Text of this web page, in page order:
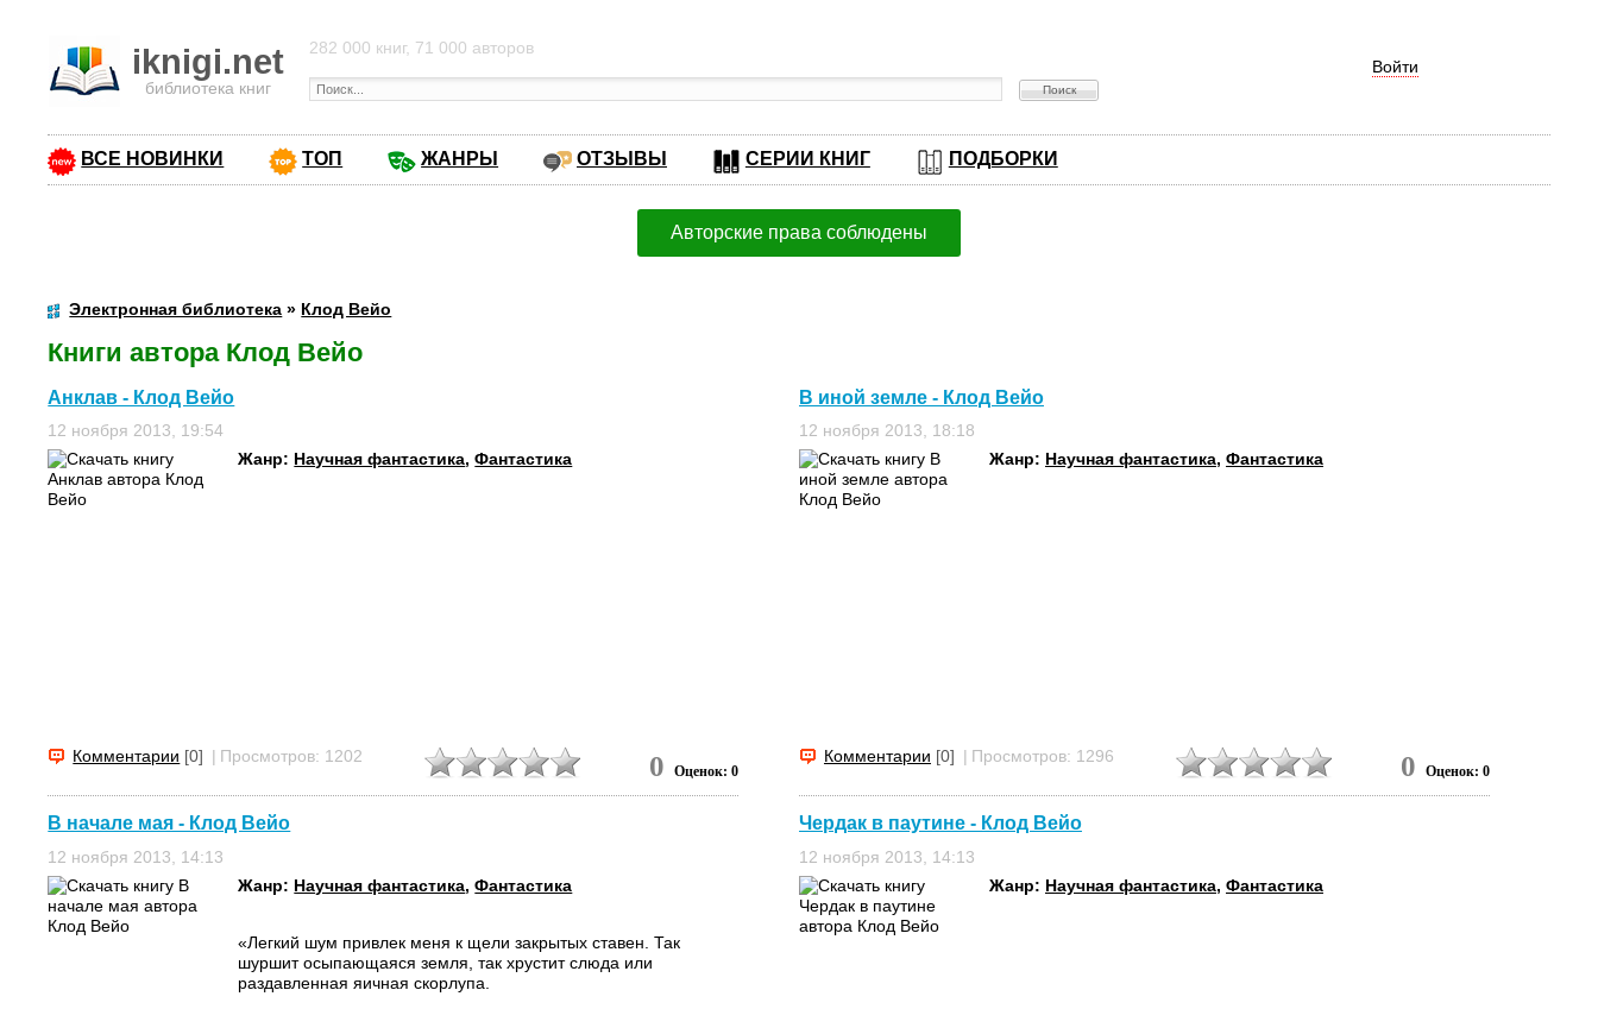
iknigi.net
библиотека книг
Войти
282 000 книг, 71 000 авторов
ВСЕ НОВИНКИ ТОП ЖАНРЫ ОТЗЫВЫ СЕРИИ КНИГ ПОДБОРКИ
Авторские права соблюдены
Электронная библиотека » Клод Вейо
Книги автора Клод Вейо
Анклав - Клод Вейо
12 ноября 2013, 19:54
Жанр: Научная фантастика,Фантастика
Комментарии [0] | Просмотров: 1202 0 Оценок: 0
В иной земле - Клод Вейо
12 ноября 2013, 18:18
Жанр: Научная фантастика, Фантастика
Комментарии [0] | Просмотров: 1296 0 Оценок: 0
В начале мая - Клод Вейо
12 ноября 2013, 14:13
Жанр: Научная фантастика,Фантастика
«Легкий шум привлек меня к щели закрытых ставен. Так
шуршит осыпающаяся земля, так хрустит слюда или
раздавленная яичная скорлупа.
Чердак в паутине - Клод Вейо
12 ноября 2013, 14:13
Жанр: Научная фантастика, Фантастика